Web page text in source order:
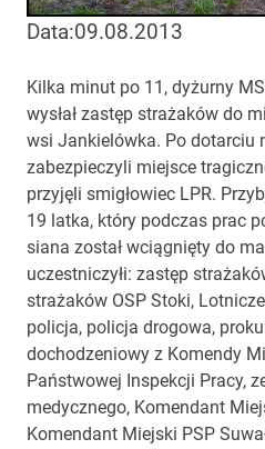
Data:09.08.2013
Kilka minut po 11, dyżurny
wysłał zastęp strażaków do
wsi Jankielówka. Po dotarciu
zabezpieczyli miejsce
przyjęli smigłowiec LPR.
19 latka, który podczas prac
siana został wciągnięty do
uczestniczyłi: zastęp
strażaków OSP Stoki,
policja, policja drogowa,
dochodzeniowy z Komendy
Państwowej Inspekcji Pracy,
medycznego, Komendant
Komendant Miejski PSP